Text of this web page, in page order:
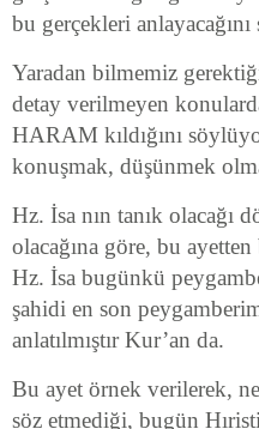
bu gerçekleri
Yaradan bilmemiz gerektiği
detay verilmeyen
HARAM kıldığını
konuşmak, düşünmek
Hz. İsa nın tanık
olacağına göre, bu
Hz. İsa bugünkü
şahidi en son
anlatılmıştır Kur’an da.
Bu ayet örnek verilerek,
söz etmediği, bugün